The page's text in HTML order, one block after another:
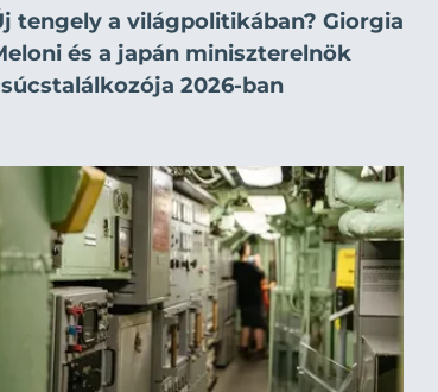
tengely a világpolitikában? Giorgia
és a japán miniszterelnök
2026-ban